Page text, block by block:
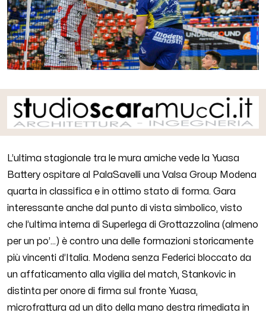
L’ultima stagionale tra le mura amiche vede la Yuasa
Battery ospitare al PalaSavelli una Valsa Group Modena
quarta in classifica e in ottimo stato di forma. Gara
interessante anche dal punto di vista simbolico, visto
che l’ultima interna di Superlega di Grottazzolina (almeno
per un po’...) è contro una delle formazioni storicamente
più vincenti d’Italia. Modena senza Federici bloccato da
un affaticamento alla vigilia del match, Stankovic in
distinta per onore di firma sul fronte Yuasa,
microfrattura ad un dito della mano destra rimediata in